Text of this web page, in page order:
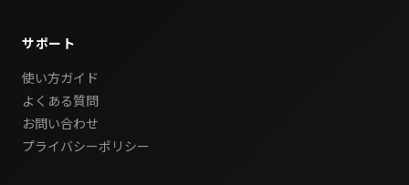
サポート
使い方ガイド
よくある質問
お問い合わせ
プライバシーポリシー